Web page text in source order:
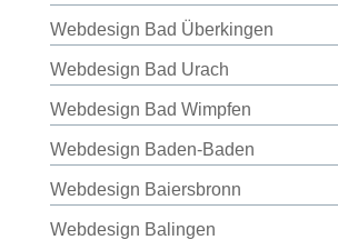
Webdesign Bad Überkingen
Webdesign Bad Urach
Webdesign Bad Wimpfen
Webdesign Baden-Baden
Webdesign Baiersbronn
Webdesign Balingen